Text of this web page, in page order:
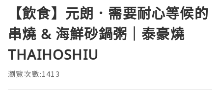
【飲食】元朗．需要耐心等候的
串燒 & 海鮮砂鍋粥｜泰豪燒
THAIHOSHIU
瀏覽次數:1413